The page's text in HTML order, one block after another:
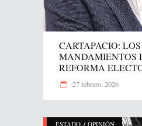
CARTAPACIO:
MANDAMIENTOS
REFORMA
27 febrero, 2026
ESTADO OPINIÓN